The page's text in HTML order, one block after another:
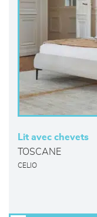
Lit avec chevets
TOSCANE
CELIO